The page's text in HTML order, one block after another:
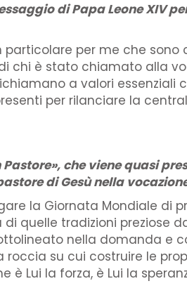
di Papa Leone XIV
per me che
chi è stato chiamato alla
a valori
per rilanciare la
che viene quasi
di Gesù nella
la Giornata Mondiale di
quelle tradizioni preziose
nella domanda e
su cui costruire le
è Lui la forza, è Lui la